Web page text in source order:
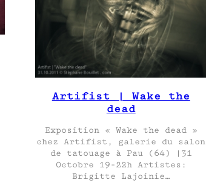
Artifist | Wake the
dead
Exposition « Wake the dead »
chez Artifist, galerie du salon
de tatouage à Pau (64) |31
Octobre 19-22h Artistes:
Brigitte Lajoinie…